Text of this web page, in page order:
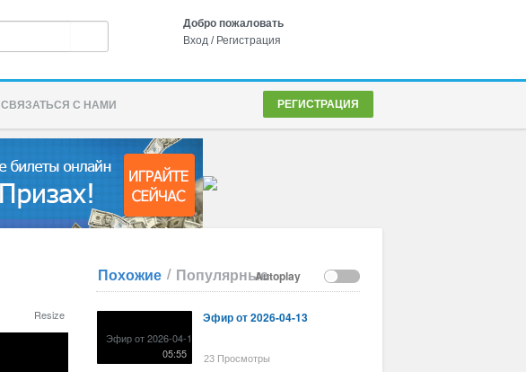
Добро пожаловать
Вход/ Регистрация
СВЯЗАТЬСЯ С НАМИ РЕГИСТРАЦИЯ
Resize
Autoplay
Похожие / Популярные
05:55
Эфир от 2026-04-13
23 Просмотры